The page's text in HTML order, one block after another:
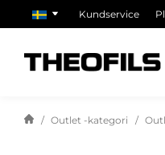
Kundservice
Outlet -kategori